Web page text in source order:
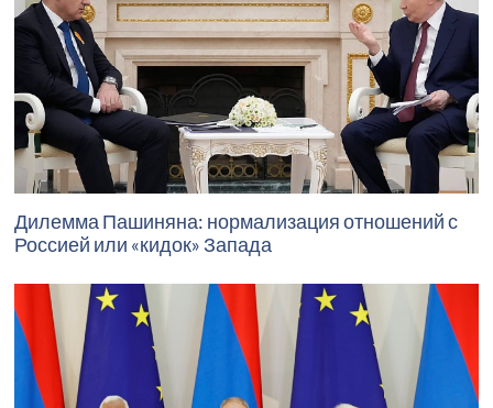
Дилемма Пашиняна: нормализация отношений с
Россией или «кидок» Запада